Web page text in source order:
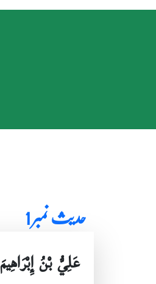
حدیث نمبر 1
عَلِيُّ بْنُ